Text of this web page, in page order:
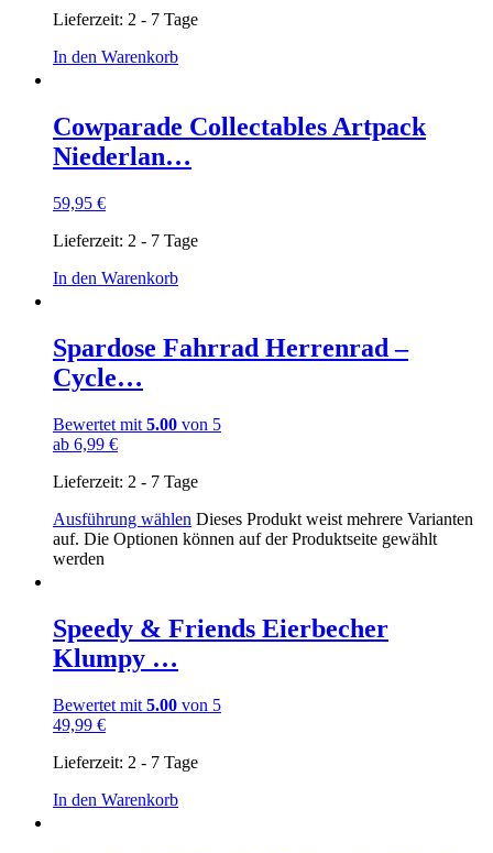
Lieferzeit: 2 - 7 Tage
In den Warenkorb
Cowparade Collectables Artpack
Niederlan…
59,95 €
Lieferzeit: 2 - 7 Tage
In den Warenkorb
Spardose Fahrrad Herrenrad –
Cycle…
Bewertet mit 5.00 von 5
ab 6,99 €
Lieferzeit: 2 - 7 Tage
Ausführung wählen Dieses Produkt weist mehrere Varianten
auf. Die Optionen können auf der Produktseite gewählt
werden
Speedy & Friends Eierbecher
Klumpy …
Bewertet mit 5.00 von 5
49,99 €
Lieferzeit: 2 - 7 Tage
In den Warenkorb